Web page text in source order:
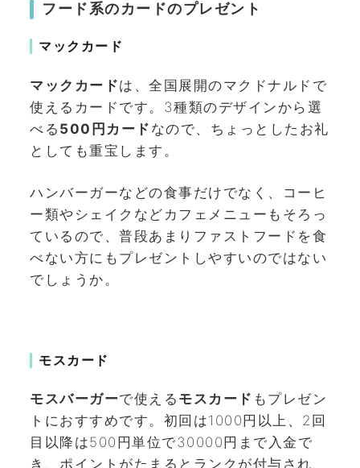
フード系のカードのプレゼント
マックカード
マックカードは、全国展開のマクドナルドで
使えるカードです。3種類のデザインから選
べる 500円カード なので、ちょっとしたお礼
としても重宝します。
ハンバーガーなどの食事だけでなく、コーヒ
ー類やシェイクなどカフェメニューもそろっ
ているので、普段あまりファストフードを食
べない方にもプレゼントしやすいのではない
でしょうか。
モスカード
モスバーガーで使える モスカード もプレゼン
トにおすすめです。初回は1000円以上、2回
目以降は500円単位で30000円まで入金で
き、ポイントがたまるとランクが付与され、